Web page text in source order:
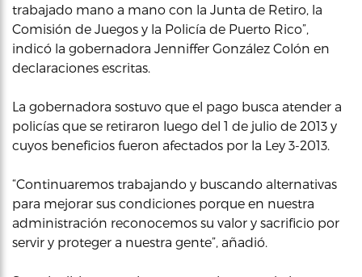
trabajado mano a mano con la Junta de Retiro, la
Comisión de Juegos y la Policía de Puerto Rico”,
indicó la gobernadora Jenniffer González Colón en
declaraciones escritas.
La gobernadora sostuvo que el pago busca atender a
policías que se retiraron luego del 1 de julio de 2013 y
cuyos beneficios fueron afectados por la Ley 3-2013.
“Continuaremos trabajando y buscando alternativas
para mejorar sus condiciones porque en nuestra
administración reconocemos su valor y sacrificio por
servir y proteger a nuestra gente”, añadió.